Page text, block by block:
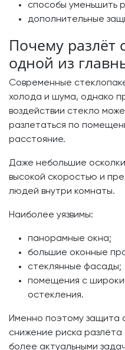
способы уменьшить
дополнительные
Почему разлёт
одной из
Современные
холода и шума, однако
воздействии стекло
разлетаться по
расстояние.
Даже небольшие
высокой скоростью и
людей внутри комнаты.
Наиболее уязвимы:
панорамные окна;
большие оконные
стеклянные фасады;
помещения с
остекления.
Именно поэтому защита
снижение риска разлёта
более актуальными